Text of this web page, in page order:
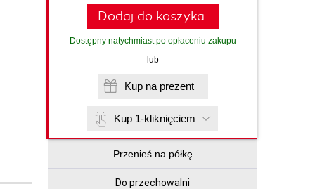
Dodaj do koszyka
Dostępny natychmiast po opłaceniu zakupu
lub
Kup na prezent
Kup 1-kliknięciem
Przenieś na półkę
Do przechowalni